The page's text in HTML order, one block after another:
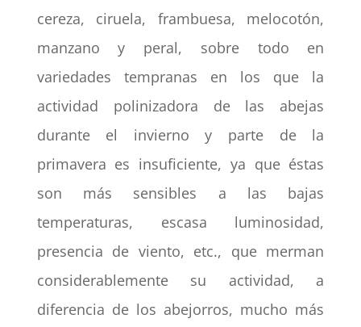
cereza, ciruela, frambuesa, melocotón,
manzano y peral, sobre todo en
variedades tempranas en los que la
actividad polinizadora de las abejas
durante el invierno y parte de la
primavera es insuficiente, ya que éstas
son más sensibles a las bajas
temperaturas, escasa luminosidad,
presencia de viento, etc., que merman
considerablemente su actividad, a
diferencia de los abejorros, mucho más